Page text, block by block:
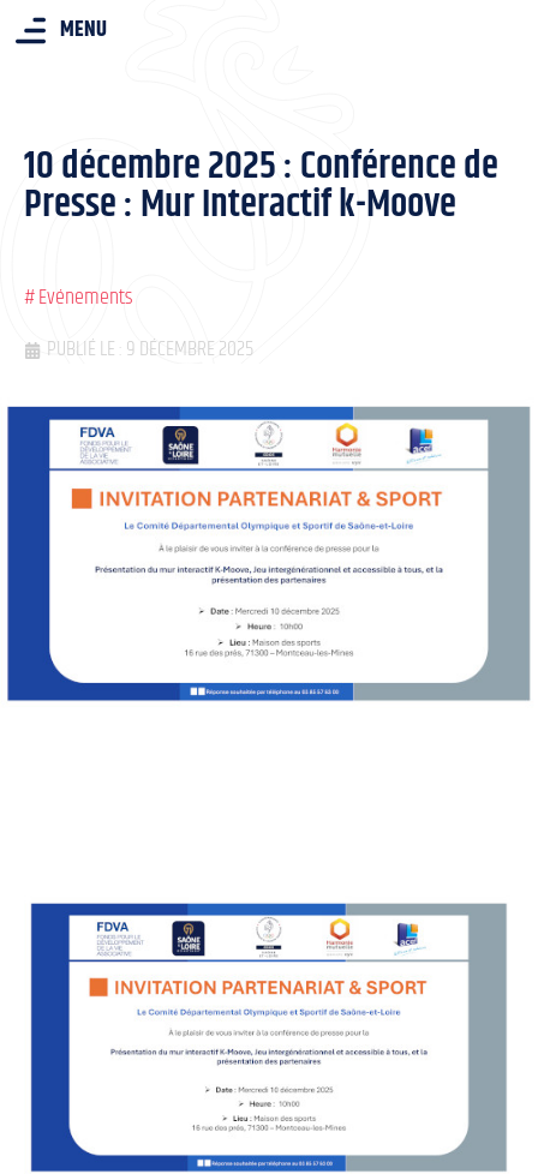
MENU
10 décembre 2025 : Conférence de
Presse : Mur Interactif k-Moove
#Evénements
PUBLIÉ LE : 9 DÉCEMBRE 2025